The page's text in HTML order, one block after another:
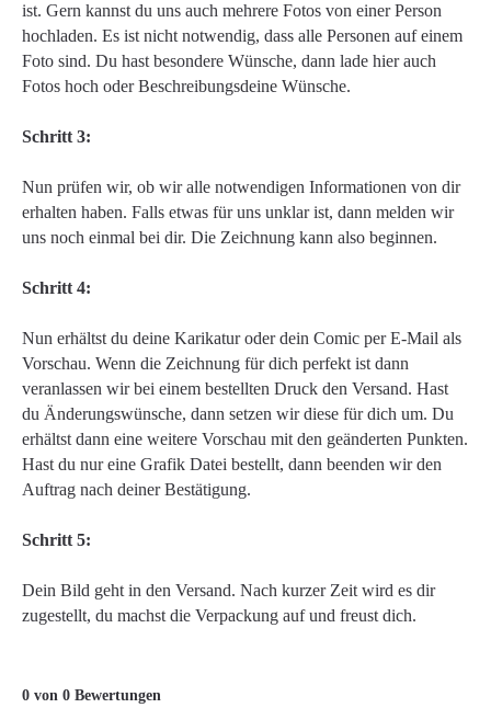
ist. Gern kannst du uns auch mehrere Fotos von einer Person
hochladen. Es ist nicht notwendig, dass alle Personen auf einem
Foto sind. Du hast besondere Wünsche, dann lade hier auch
Fotos hoch oder Beschreibungsdeine Wünsche.
Schritt 3:
Nun prüfen wir, ob wir alle notwendigen Informationen von dir
erhalten haben. Falls etwas für uns unklar ist, dann melden wir
uns noch einmal bei dir. Die Zeichnung kann also beginnen.
Schritt 4:
Nun erhältst du deine Karikatur oder dein Comic per E-Mail als
Vorschau. Wenn die Zeichnung für dich perfekt ist dann
veranlassen wir bei einem bestellten Druck den Versand. Hast
du Änderungswünsche, dann setzen wir diese für dich um. Du
erhältst dann eine weitere Vorschau mit den geänderten Punkten.
Hast du nur eine Grafik Datei bestellt, dann beenden wir den
Auftrag nach deiner Bestätigung.
Schritt 5:
Dein Bild geht in den Versand. Nach kurzer Zeit wird es dir
zugestellt, du machst die Verpackung auf und freust dich.
0 von 0 Bewertungen